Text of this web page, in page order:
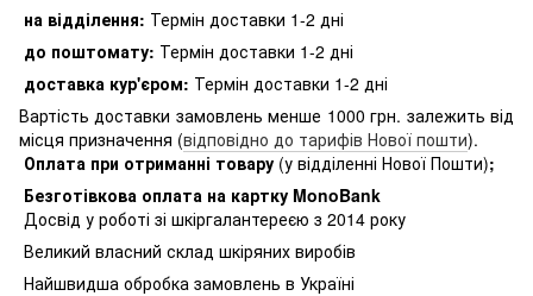
на відділення: Термін доставки 1-2 дні
до поштомату: Термін доставки 1-2 дні
доставка кур'єром: Термін доставки 1-2 дні
Вартість доставки замовлень менше 1000 грн. залежить від
місця призначення (відповідно до тарифів Нової пошти).
Оплата при отриманні товару (у відділенні Нової Пошти);
Безготівкова оплата на картку MonoBank
Досвід у роботі зі шкіргалантереєю з 2014 року
Великий власний склад шкіряних виробів
Найшвидша обробка замовлень в Україні